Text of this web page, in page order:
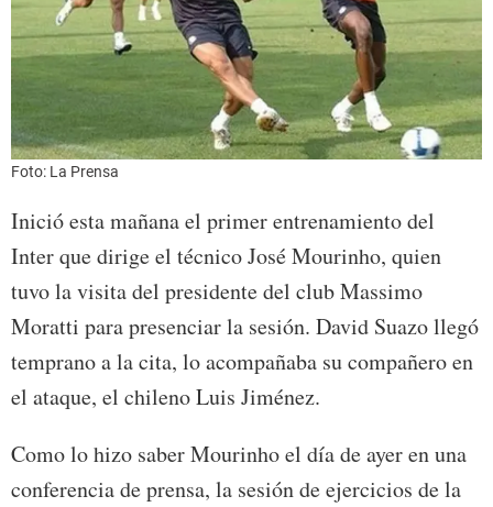
Foto: La Prensa
Inició esta mañana el primer entrenamiento del
Inter que dirige el técnico José Mourinho, quien
tuvo la visita del presidente del club Massimo
Moratti para presenciar la sesión. David Suazo llegó
temprano a la cita, lo acompañaba su compañero en
el ataque, el chileno Luis Jiménez.
Como lo hizo saber Mourinho el día de ayer en una
conferencia de prensa, la sesión de ejercicios de la